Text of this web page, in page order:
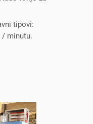
tipovi:
/ minutu.